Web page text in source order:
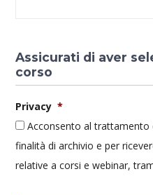
Assicurati di aver
corso
Privacy *
Acconsento al trattamento
finalità di archivio e per
relative a corsi e webinar,